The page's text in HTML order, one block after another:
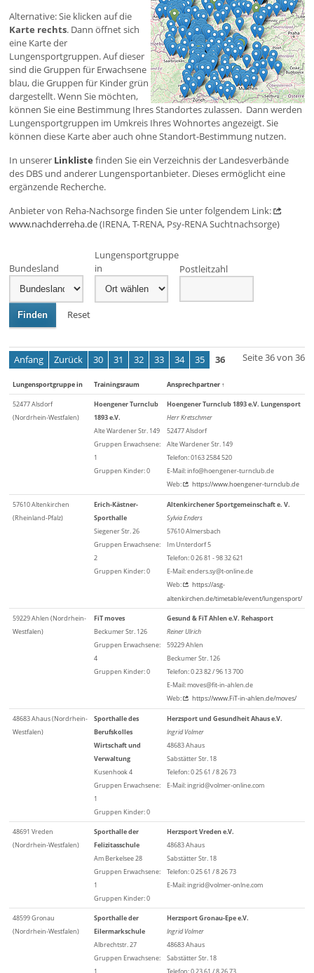
Alternative: Sie klicken auf die
Karte rechts. Dann öffnet sich
eine Karte der
Lungensportgruppen. Auf dieser
sind die Gruppen für Erwachsene
blau, die Gruppen für Kinder grün
dargestellt. Wenn Sie möchten,
können Sie eine Bestimmung Ihres Standortes zulassen. Dann werden
Lungensportgruppen im Umkreis Ihres Wohnortes angezeigt. Sie
können diese Karte aber auch ohne Standort-Bestimmung nutzen.
In unserer Linkliste finden Sie ein Verzeichnis der Landesverbände
des DBS und anderer Lungensportanbieter. Dieses ermöglicht eine
ergänzende Recherche.
Anbieter von Reha-Nachsorge finden Sie unter folgendem Link:
www.nachderreha.de(IRENA, T-RENA, Psy-RENA Suchtnachsorge)
Bundesland
Lungensportgruppe
in
Postleitzahl
Finden Reset
Seite 36 von 36
Anfang Zurück 30 31 32 33 34 35 36
Lungensportgruppe in Trainingsraum Ansprechpartner ↑
52477 Alsdorf
(Nordrhein-Westfalen)
Hoengener Turnclub
1893 e.V.
Alte Wardener Str. 149
Gruppen Erwachsene:
1
Gruppen Kinder: 0
Hoengener Turnclub 1893 e.V. Lungensport
Herr Kretschmer
52477 Alsdorf
Alte Wardener Str. 149
Telefon: 0163 2584 520
E-Mail: info@hoengener-turnclub.de
Web:
https://www.hoengener-turnclub.de
57610 Altenkirchen
(Rheinland-Pfalz)
Erich-Kästner-
Sporthalle
Siegener Str. 26
Gruppen Erwachsene:
2
Gruppen Kinder: 0
Altenkirchener Sportgemeinschaft e. V.
Sylvia Enders
57610 Almersbach
Im Unterdorf 5
Telefon: 0 26 81 - 98 32 621
E-Mail: enders.sy@t-online.de
Web:
https://asg-
altenkirchen.de/timetable/event/lungensport/
59229 Ahlen (Nordrhein-
Westfalen)
FiT moves
Beckumer Str. 126
Gruppen Erwachsene:
4
Gruppen Kinder: 0
Gesund & FiT Ahlen e.V. Rehasport
Reiner Ulrich
59229 Ahlen
Beckumer Str. 126
Telefon: 0 23 82 / 96 13 700
E-Mail: moves@fit-in-ahlen.de
Web:
https://www.FiT-in-ahlen.de/moves/
48683 Ahaus (Nordrhein-
Westfalen)
Sporthalle des
Berufskolles
Wirtschaft und
Verwaltung
Kusenhook 4
Gruppen Erwachsene:
1
Gruppen Kinder: 0
Herzsport und Gesundheit Ahaus e.V.
Ingrid Volmer
48683 Ahaus
Sabstätter Str. 18
Telefon: 0 25 61 / 8 26 73
E-Mail: ingrid@volmer-online.com
48691 Vreden
(Nordrhein-Westfalen)
Sporthalle der
Felizitasschule
Am Berkelsee 28
Gruppen Erwachsene:
1
Gruppen Kinder: 0
Herzsport Vreden e.V.
48683 Ahaus
Sabstätter Str. 18
Telefon: 0 25 61 / 8 26 73
E-Mail: ingrid@volmer-onlne.com
48599 Gronau
(Nordrhein-Westfalen)
Sporthalle der
Eilermarkschule
Albrechtstr. 27
Gruppen Erwachsene:
Herzsport Gronau-Epe e.V.
Ingrid Volmer
48683 Ahaus
Sabstätter Str. 18